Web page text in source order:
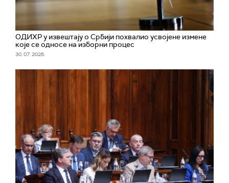
ОДИХР у извештају о Србији похвалио усвојене измене
које се односе на изборни процес
30. 07. 2026.